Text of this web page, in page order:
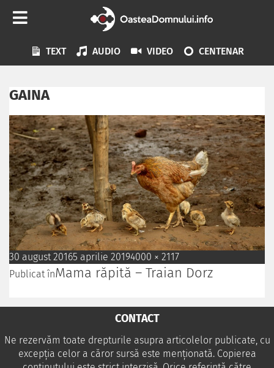
TEXT AUDIO VIDEO CENTENAR
GAINA
30 august 20165 aprilie 20194000 × 2117
Publicat înMama răpită – Traian Dorz
CONTACT
Ne rezervăm toate drepturile asupra articolelor publicate, cu
excepția celor a căror sursă este menționată. Copierea